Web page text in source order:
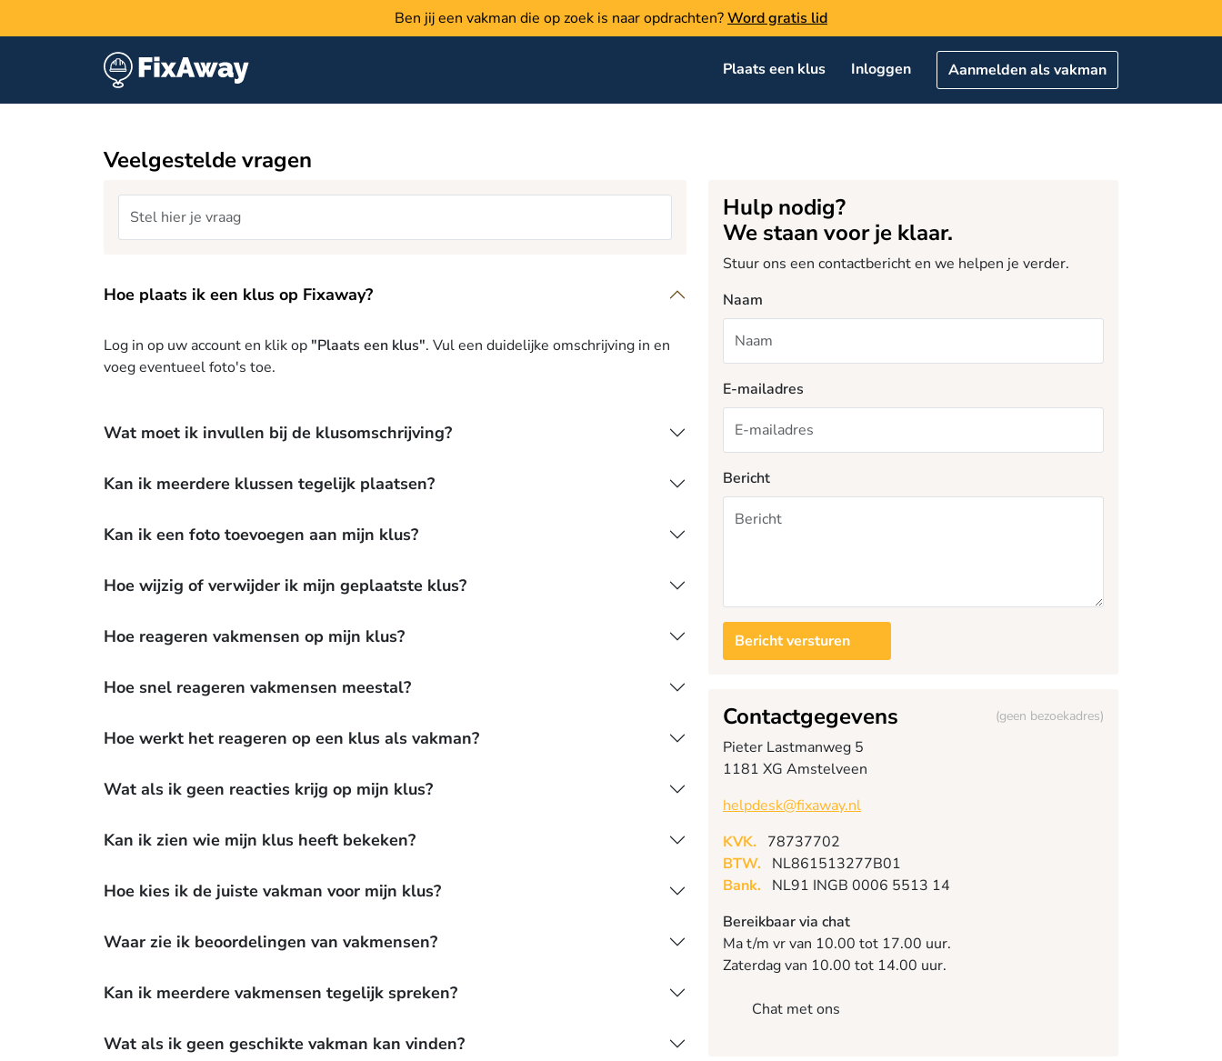
Ben jij een vakman die op zoek is naar opdrachten?Word gratis lid
Plaats een klus Inloggen Aanmelden als vakman
Veelgestelde vragen
Hoe plaats ik een klus op Fixaway?
Log in op uw account en klik op "Plaats een klus". Vul een duidelijke omschrijving in en
voeg eventueel foto's toe.
Wat moet ik invullen bij de klusomschrijving?
Kan ik meerdere klussen tegelijk plaatsen?
Kan ik een foto toevoegen aan mijn klus?
Hoe wijzig of verwijder ik mijn geplaatste klus?
Hoe reageren vakmensen op mijn klus?
Hoe snel reageren vakmensen meestal?
Hoe werkt het reageren op een klus als vakman?
Wat als ik geen reacties krijg op mijn klus?
Kan ik zien wie mijn klus heeft bekeken?
Hoe kies ik de juiste vakman voor mijn klus?
Waar zie ik beoordelingen van vakmensen?
Kan ik meerdere vakmensen tegelijk spreken?
Wat als ik geen geschikte vakman kan vinden?
Hulp nodig?
We staan voor je klaar.
Stuur ons een contactbericht en we helpen je verder.
Naam
E-mailadres
Bericht
Bericht versturen
Contactgegevens (geen bezoekadres)
Pieter Lastmanweg 5
1181 XG Amstelveen
helpdesk@fixaway.nl
KVK.
78737702
BTW.
NL861513277B01
Bank.
NL91 INGB 0006 5513 14
Bereikbaar via chat
Ma t/m vr van 10.00 tot 17.00 uur.
Zaterdag van 10.00 tot 14.00 uur.
Chat met ons